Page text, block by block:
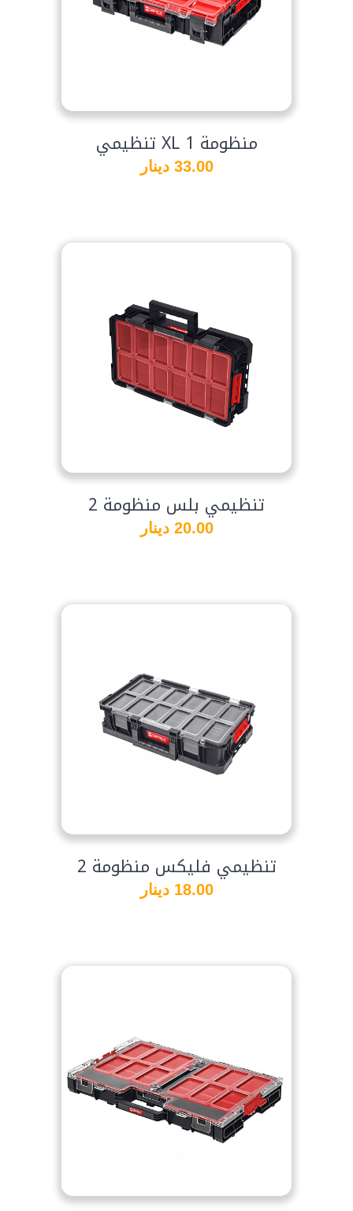
تنظيمي XL منظومة 1
33.00 دينار
تنظيمي بلس منظومة 2
20.00 دينار
تنظيمي فليكس منظومة 2
18.00 دينار